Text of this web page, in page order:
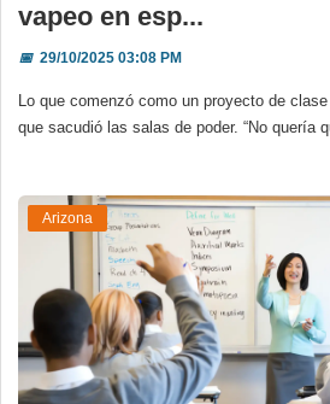
vapeo en esp...
📅29/10/2025 03:08 PM
Lo que comenzó como un proyecto de
que sacudió las salas de poder. “No quería
Arizona